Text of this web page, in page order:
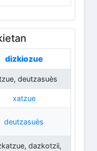
dizkiozue
deutzasuès
xatzue
deutzasuès
dazkotzii,